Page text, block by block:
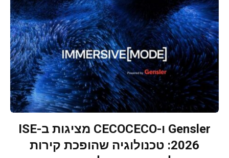
Gensler ו-CECOCECO מציגות ב-ISE
2026: טכנולוגיה שהופכת קירות